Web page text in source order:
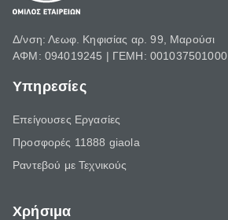
Δ/νση: Λεωφ. Κηφισίας αρ. 99, Μαρούσι
ΑΦΜ: 094019245 | ΓΕΜΗ: 001037501000
Υπηρεσίες
Επείγουσες Εργασίες
Προσφορές 11888 giaola
Ραντεβού με Τεχνικούς
Χρήσιμα